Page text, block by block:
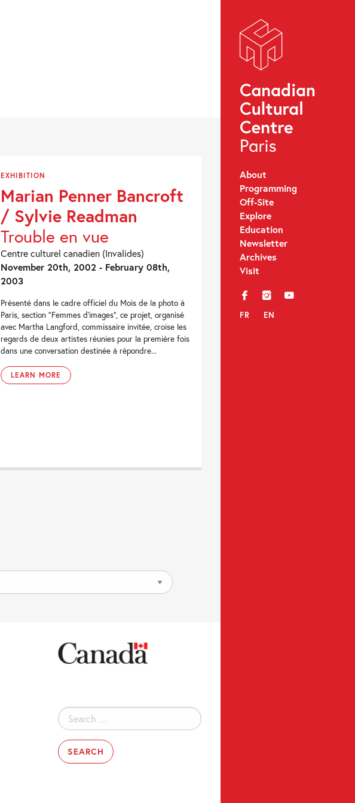
About
Programming
Off-Site
Explore
Education
Newsletter
Archives
Visit
f i y
FR EN
EXHIBITION
Marian Penner Bancroft
/ Sylvie Readman
Trouble en vue
Centre culturel canadien (Invalides)
November 20th, 2002 - February 08th,
2003
Présenté dans le cadre officiel du Mois de la photo à
Paris, section "Femmes d'images", ce projet, organisé
avec Martha Langford, commissaire invitée, croise les
regards de deux artistes réunies pour la première fois
dans une conversation destinée à répondre...
LEARN MORE
Search
for: